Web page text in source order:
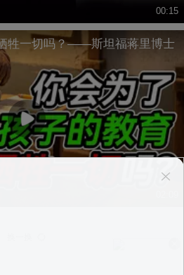
00:15
牲一切吗？——斯坦福蒋里博士